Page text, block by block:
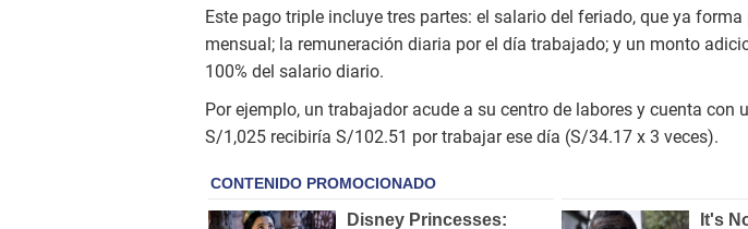
Este pago triple incluye tres partes: el salario del feriado, que ya
mensual; la remuneración diaria por el día trabajado; y un monto
100% del salario diario.
Por ejemplo, un trabajador acude a su centro de labores y cuenta con
S/1,025 recibiría S/102.51 por trabajar ese día (S/34.17 x 3 veces).